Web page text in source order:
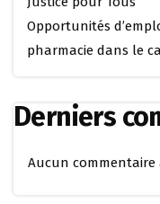
Opportunités
pharmacie dans le
Derniers
Aucun commentaire